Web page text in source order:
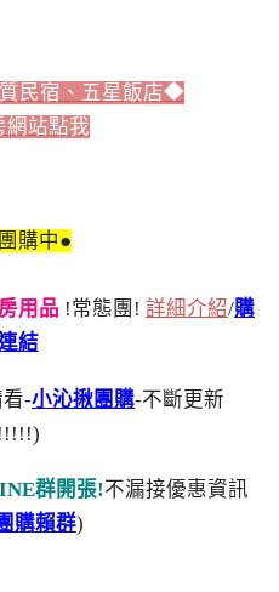
民宿、五星飯店◆
網站點我
購中●
用品 !常態團! 詳細介紹/購
結
看-小沁揪團購-不斷更新
群開張!不漏接優惠資訊
購賴群)